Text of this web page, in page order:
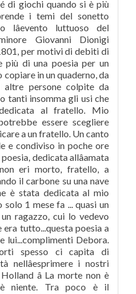
di giochi quando si è più
i temi del sonetto
lâevento luttuoso del
Giovanni Dionigi
1801, per motivi di debiti di
più di una poesia per un
in un quaderno, da
persone colpite da
tanti insomma gli usi che
al fratello. Mio
essere scegliere
a un fratello. Un canto
e condiviso in poche ore
dedicata allâamata
eri morto, fratello, a
il carbone su una nave
è stata dedicata al mio
1 mese fa ... quasi un
ragazzo, cui lo vedevo
tutto...questa poesia a
lui...complimenti Debora.
spesso ci capita di
nellâesprimere i nostri
â La morte non è
niente. Tra poco è il